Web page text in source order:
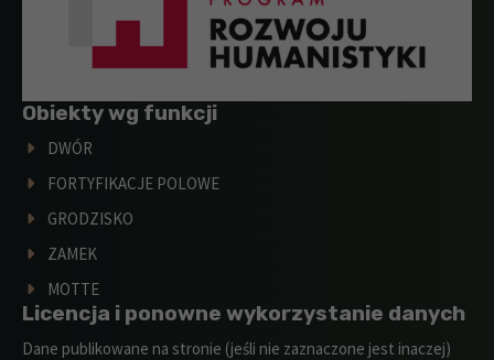
Obiekty wg funkcji
DWÓR
FORTYFIKACJE POLOWE
GRODZISKO
ZAMEK
MOTTE
Licencja i ponowne wykorzystanie danych
Dane publikowane na stronie (jeśli nie zaznaczone jest inaczej)